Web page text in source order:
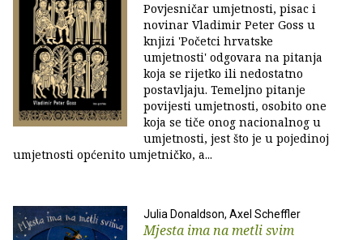
Povjesničar umjetnosti, pisac i
novinar Vladimir Peter Goss u
knjizi 'Početci hrvatske
umjetnosti' odgovara na pitanja
koja se rijetko ili nedostatno
postavljaju. Temeljno pitanje
povijesti umjetnosti, osobito one
koja se tiče onog nacionalnog u
umjetnosti, jest što je u pojedinoj
umjetnosti općenito umjetničko, a...
Julia Donaldson, Axel Scheffler
Mjesta ima na metli svim